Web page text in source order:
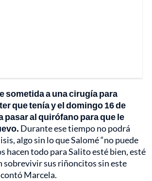
sometida a una cirugía para
que tenía y el domingo 16 de
pasar al quirófano para que le
Durante ese tiempo no podrá
algo sin lo que Salomé “no puede
hacen todo para Salito esté bien, esté
sobrevivir sus riñoncitos sin este
Marcela.